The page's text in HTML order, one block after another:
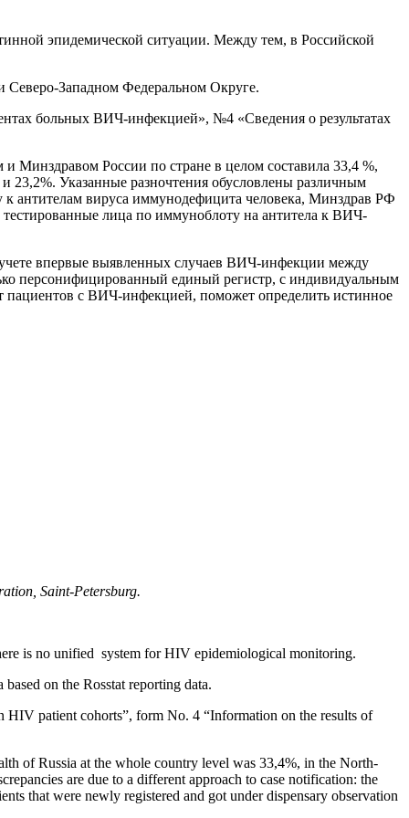
эпидемической ситуации. Между тем, в Российской
Северо-Западном Федеральном Округе.
больных ВИЧ-инфекцией», №4 «Сведения о результатах
Минздравом России по стране в целом составила 33,4 %,
23,2%. Указанные разночтения обусловлены различным
к антителам вируса иммунодефицита человека, Минздрав РФ
лица по иммуноблоту на антитела к ВИЧ-
впервые выявленных случаев ВИЧ-инфекции между
персонифицированный единый регистр, с индивидуальным
с ВИЧ-инфекцией, поможет определить истинное
Saint-Petersburg.
is no unified system for HIV epidemiological monitoring.
on the Rosstat reporting data.
patient cohorts”, form No. 4 “Information on the results of
of Russia at the whole country level was 33,4%, in the North-
are due to a different approach to case notification: the
that were newly registered and got under dispensary observation